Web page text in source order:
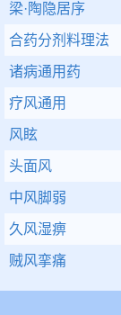
梁·陶隐居序
合药分剂料理法
诸病通用药
疗风通用
风眩
头面风
中风脚弱
久风湿痹
贼风挛痛